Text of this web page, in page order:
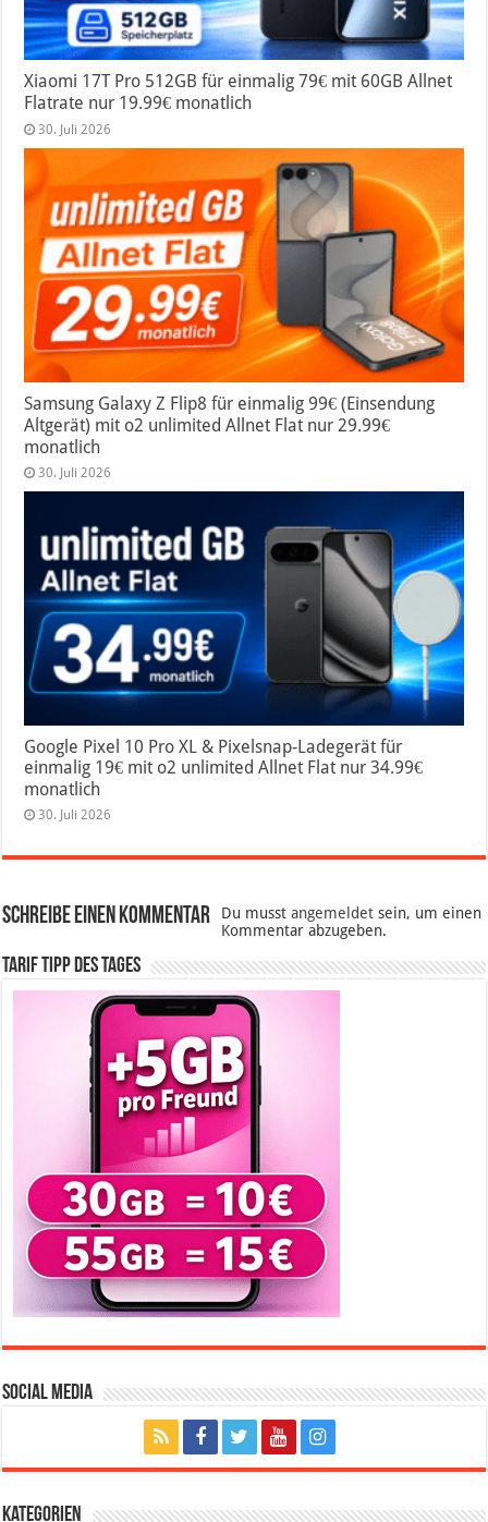
Xiaomi 17T Pro 512GB für einmalig 79€ mit 60GB Allnet
Flatrate nur 19.99€ monatlich
30. Juli 2026
Samsung Galaxy Z Flip8 für einmalig 99€ (Einsendung
Altgerät) mit o2 unlimited Allnet Flat nur 29.99€
monatlich
30. Juli 2026
Google Pixel 10 Pro XL & Pixelsnap-Ladegerät für
einmalig 19€ mit o2 unlimited Allnet Flat nur 34.99€
monatlich
30. Juli 2026
Schreibe einen Kommentar Du musstangemeldet sein, um einen
Kommentar abzugeben.
Tarif Tipp des Tages
Social Media
Kategorien